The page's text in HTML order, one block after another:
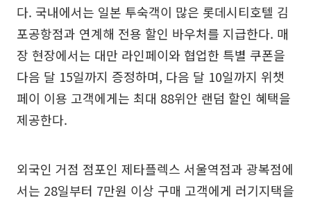
다. 국내에서는 일본 투숙객이 많은 롯데시티호텔 김
포공항점과 연계해 전용 할인 바우처를 지급한다. 매
장 현장에서는 대만 라인페이와 협업한 특별 쿠폰을
다음 달 15일까지 증정하며, 다음 달 10일까지 위챗
페이 이용 고객에게는 최대 88위안 랜덤 할인 혜택을
제공한다.
외국인 거점 점포인 제타플렉스 서울역점과 광복점에
서는 28일부터 7만원 이상 구매 고객에게 러기지택을